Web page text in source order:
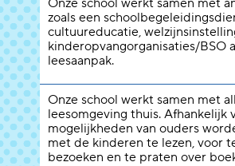
Onze school werkt samen met
zoals een
cultuureducatie,
kinderopvangorganisaties/BSO
leesaanpak.
Onze school werkt samen met
leesomgeving thuis. Afhankelijk
mogelijkheden van ouders
met de kinderen te lezen, voor
bezoeken en te praten over